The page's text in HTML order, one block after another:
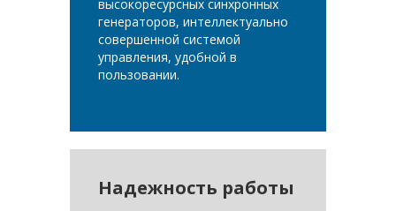
высокоресурсных синхронных
генераторов, интеллектуально
совершенной системой
управления, удобной в
пользовании.
Надежность работы